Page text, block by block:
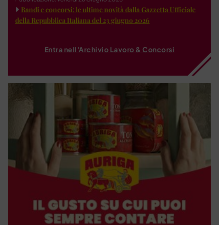
Bandi e concorsi: le ultime novità dalla Gazzetta Ufficiale
della Repubblica Italiana del 23 giugno 2026
Entra nell'Archivio Lavoro & Concorsi